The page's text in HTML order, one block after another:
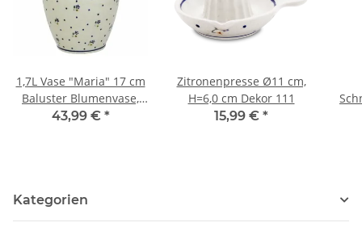
1,7L Vase "Maria" 17 cm
Baluster Blumenvase,
Dekor 111
43,99 € *
Zitronenpresse Ø11 cm,
H=6,0 cm Dekor 111
15,99 € *
Kategorien